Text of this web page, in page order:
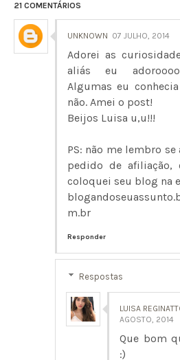
21 COMENTÁRIOS
UNKNOWN 07 JULHO, 2014
Adorei as
aliás eu
Algumas eu
não. Amei o post!
Beijos Luisa u,u!!!
PS: não me lembro se
pedido de afiliação,
coloquei seu blog na
m.br
Responder
Respostas
LUISA
AGOSTO, 2014
Que bom
:)